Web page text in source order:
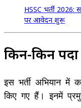
HSSC भर्ती
पर आवेदन शुरू
किन-किन पदों
इस भर्ती अभियान
किए गए हैं। इनमें